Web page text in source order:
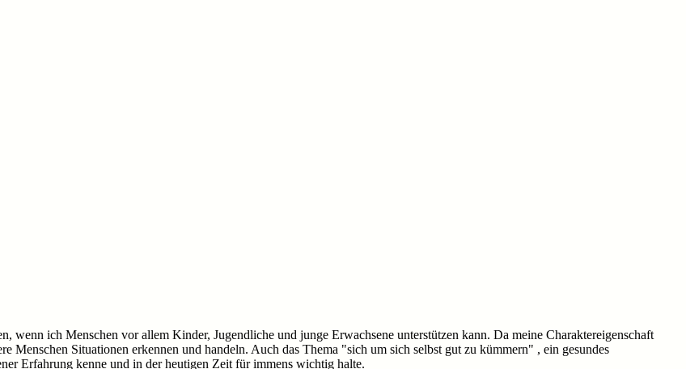
ich Menschen vor allem Kinder, Jugendliche und junge Erwachsene unterstützen kann. Da meine Charaktereigenschaft
Menschen Situationen erkennen und handeln. Auch das Thema "sich um sich selbst gut zu kümmern" , ein gesundes
Erfahrung kenne und in der heutigen Zeit für immens wichtig halte.